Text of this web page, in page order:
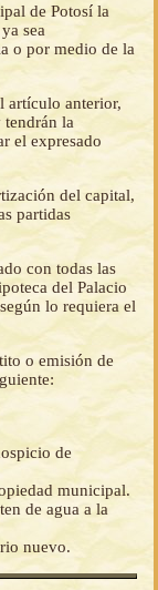
de Potosí la
sea
o por medio de la
artículo anterior,
tendrán la
el expresado
del capital,
partidas
con todas las
del Palacio
lo requiera el
o emisión de
de
municipal.
de agua a la
nuevo.